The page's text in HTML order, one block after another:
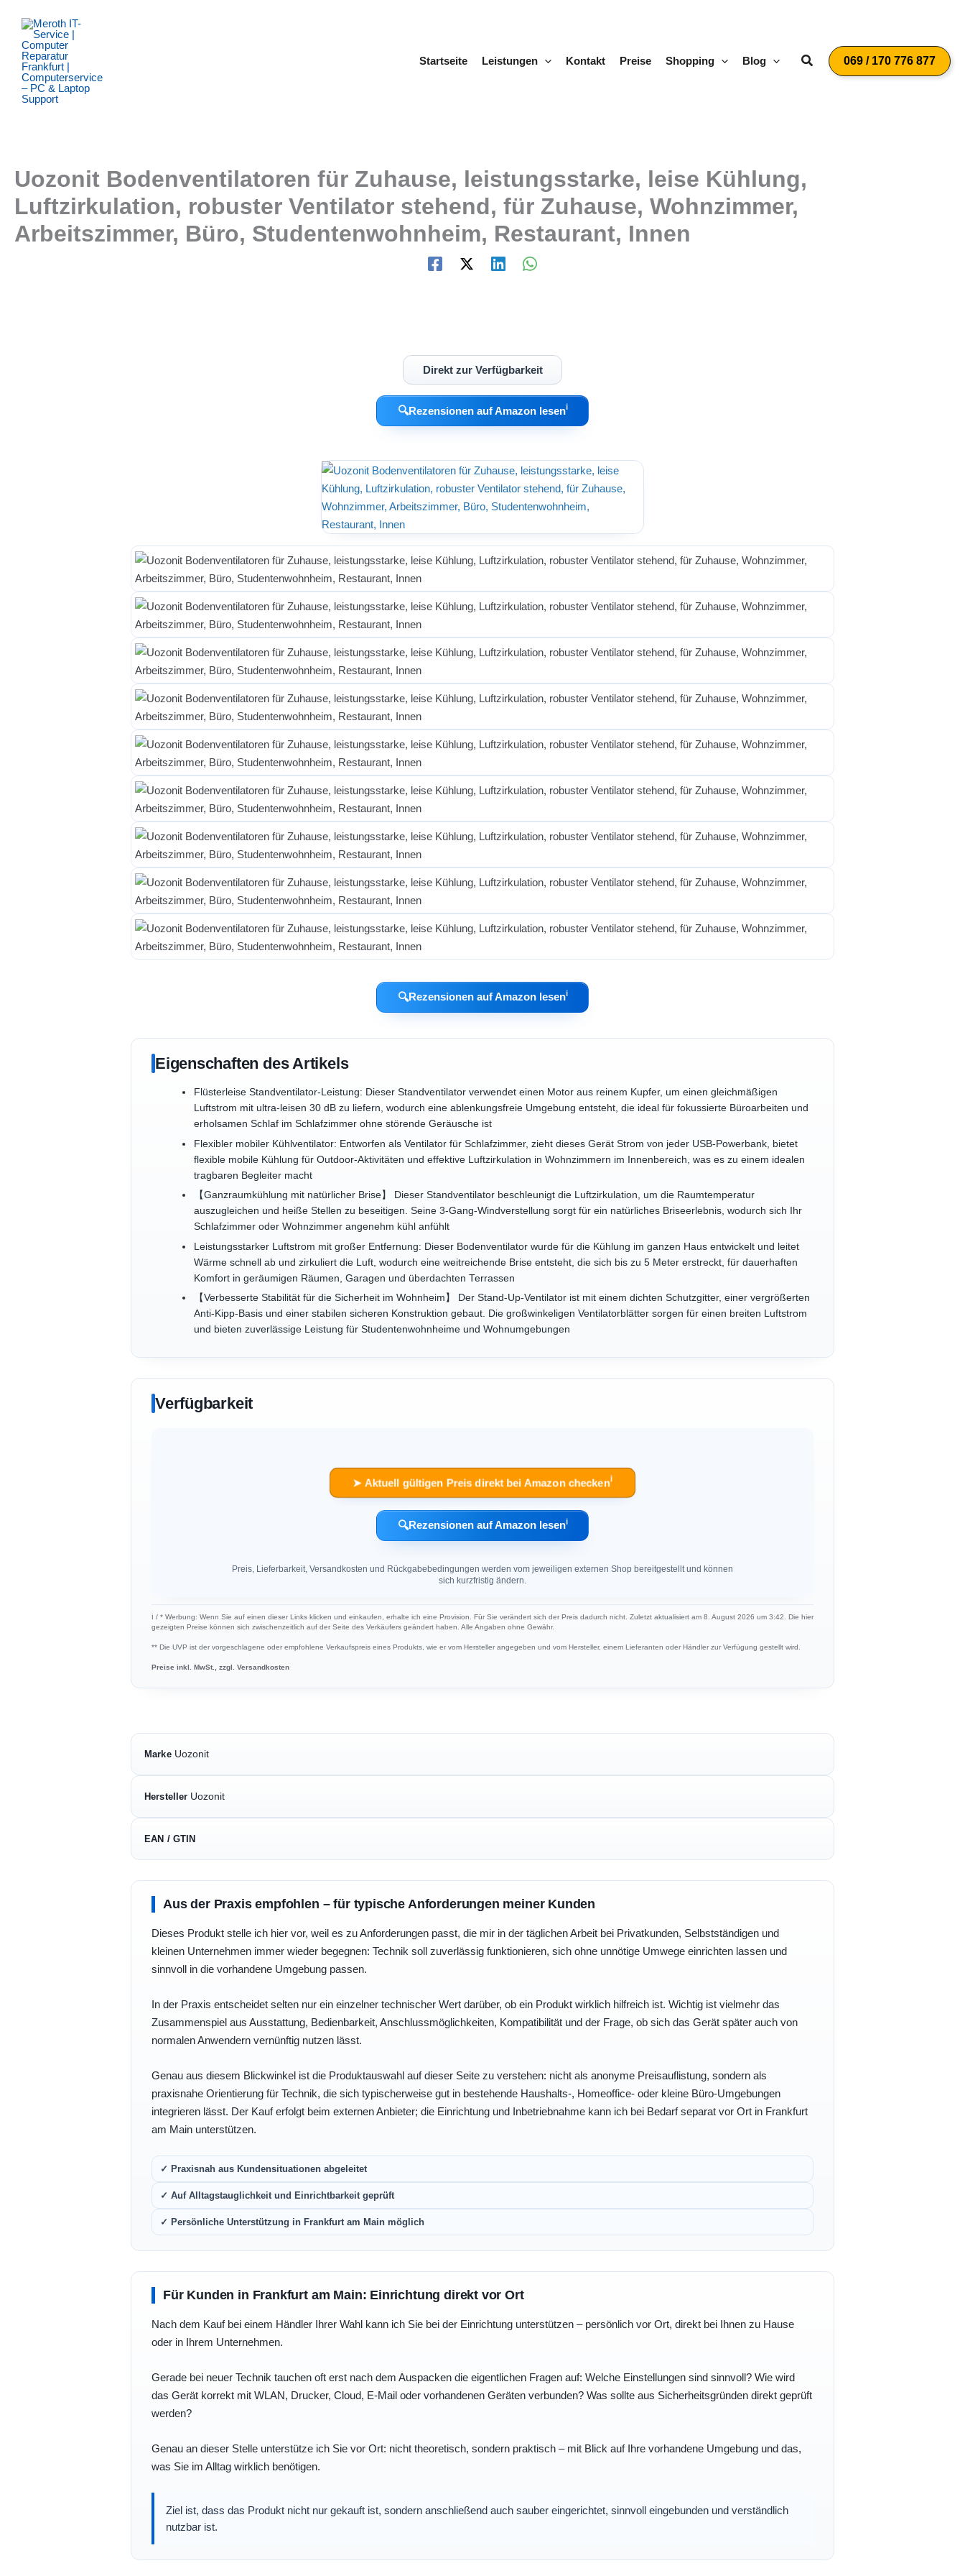
Inhalt
springen
Startseite
Leistungen Kontakt Preise Shopping Blog Suchen069 / 170 776 877
Uozonit Bodenventilatoren für Zuhause, leistungsstarke, leise Kühlung,
Luftzirkulation, robuster Ventilator stehend, für Zuhause, Wohnzimmer,
Arbeitszimmer, Büro, Studentenwohnheim, Restaurant, Innen
Direkt zur Verfügbarkeit
🔍Rezensionen auf Amazon lesenℹ︎
🔍Rezensionen auf Amazon lesenℹ︎
Eigenschaften des Artikels
Flüsterleise Standventilator-Leistung: Dieser Standventilator verwendet einen Motor aus reinem Kupfer, um einen gleichmäßigen
Luftstrom mit ultra-leisen 30 dB zu liefern, wodurch eine ablenkungsfreie Umgebung entsteht, die ideal für fokussierte Büroarbeiten und
erholsamen Schlaf im Schlafzimmer ohne störende Geräusche ist
Flexibler mobiler Kühlventilator: Entworfen als Ventilator für Schlafzimmer, zieht dieses Gerät Strom von jeder USB-Powerbank, bietet
flexible mobile Kühlung für Outdoor-Aktivitäten und effektive Luftzirkulation in Wohnzimmern im Innenbereich, was es zu einem idealen
tragbaren Begleiter macht
【Ganzraumkühlung mit natürlicher Brise】 Dieser Standventilator beschleunigt die Luftzirkulation, um die Raumtemperatur
auszugleichen und heiße Stellen zu beseitigen. Seine 3-Gang-Windverstellung sorgt für ein natürliches Briseerlebnis, wodurch sich Ihr
Schlafzimmer oder Wohnzimmer angenehm kühl anfühlt
Leistungsstarker Luftstrom mit großer Entfernung: Dieser Bodenventilator wurde für die Kühlung im ganzen Haus entwickelt und leitet
Wärme schnell ab und zirkuliert die Luft, wodurch eine weitreichende Brise entsteht, die sich bis zu 5 Meter erstreckt, für dauerhaften
Komfort in geräumigen Räumen, Garagen und überdachten Terrassen
【Verbesserte Stabilität für die Sicherheit im Wohnheim】 Der Stand-Up-Ventilator ist mit einem dichten Schutzgitter, einer vergrößerten
Anti-Kipp-Basis und einer stabilen sicheren Konstruktion gebaut. Die großwinkeligen Ventilatorblätter sorgen für einen breiten Luftstrom
und bieten zuverlässige Leistung für Studentenwohnheime und Wohnumgebungen
Verfügbarkeit
➤ Aktuell gültigen Preis direkt bei Amazon checkenℹ︎
🔍Rezensionen auf Amazon lesenℹ︎
Preis, Lieferbarkeit, Versandkosten und Rückgabebedingungen werden vom jeweiligen externen Shop bereitgestellt und können
sich kurzfristig ändern.
ℹ︎ / * Werbung: Wenn Sie auf einen dieser Links klicken und einkaufen, erhalte ich eine Provision. Für Sie verändert sich der Preis dadurch nicht. Zuletzt aktualisiert am 8. August 2026 um 3:42. Die hier
gezeigten Preise können sich zwischenzeitlich auf der Seite des Verkäufers geändert haben. Alle Angaben ohne Gewähr.
** Die UVP ist der vorgeschlagene oder empfohlene Verkaufspreis eines Produkts, wie er vom Hersteller angegeben und vom Hersteller, einem Lieferanten oder Händler zur Verfügung gestellt wird.
Preise inkl. MwSt., zzgl. Versandkosten
Marke Uozonit
Hersteller Uozonit
EAN / GTIN
Aus der Praxis empfohlen – für typische Anforderungen meiner Kunden
Dieses Produkt stelle ich hier vor, weil es zu Anforderungen passt, die mir in der täglichen Arbeit bei Privatkunden, Selbstständigen und
kleinen Unternehmen immer wieder begegnen: Technik soll zuverlässig funktionieren, sich ohne unnötige Umwege einrichten lassen und
sinnvoll in die vorhandene Umgebung passen.
In der Praxis entscheidet selten nur ein einzelner technischer Wert darüber, ob ein Produkt wirklich hilfreich ist. Wichtig ist vielmehr das
Zusammenspiel aus Ausstattung, Bedienbarkeit, Anschlussmöglichkeiten, Kompatibilität und der Frage, ob sich das Gerät später auch von
normalen Anwendern vernünftig nutzen lässt.
Genau aus diesem Blickwinkel ist die Produktauswahl auf dieser Seite zu verstehen: nicht als anonyme Preisauflistung, sondern als
praxisnahe Orientierung für Technik, die sich typischerweise gut in bestehende Haushalts-, Homeoffice- oder kleine Büro-Umgebungen
integrieren lässt. Der Kauf erfolgt beim externen Anbieter; die Einrichtung und Inbetriebnahme kann ich bei Bedarf separat vor Ort in Frankfurt
am Main unterstützen.
✓ Praxisnah aus Kundensituationen abgeleitet
✓ Auf Alltagstauglichkeit und Einrichtbarkeit geprüft
✓ Persönliche Unterstützung in Frankfurt am Main möglich
Für Kunden in Frankfurt am Main: Einrichtung direkt vor Ort
Nach dem Kauf bei einem Händler Ihrer Wahl kann ich Sie bei der Einrichtung unterstützen – persönlich vor Ort, direkt bei Ihnen zu Hause
oder in Ihrem Unternehmen.
Gerade bei neuer Technik tauchen oft erst nach dem Auspacken die eigentlichen Fragen auf: Welche Einstellungen sind sinnvoll? Wie wird
das Gerät korrekt mit WLAN, Drucker, Cloud, E-Mail oder vorhandenen Geräten verbunden? Was sollte aus Sicherheitsgründen direkt geprüft
werden?
Genau an dieser Stelle unterstütze ich Sie vor Ort: nicht theoretisch, sondern praktisch – mit Blick auf Ihre vorhandene Umgebung und das,
was Sie im Alltag wirklich benötigen.
Ziel ist, dass das Produkt nicht nur gekauft ist, sondern anschließend auch sauber eingerichtet, sinnvoll eingebunden und verständlich
nutzbar ist.